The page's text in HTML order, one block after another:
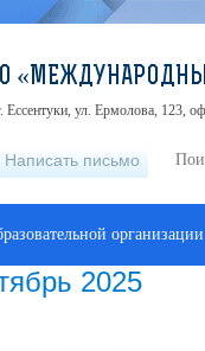
2025
Ессентуки, ул. Ермолова, 123,
Написать письмо
организации